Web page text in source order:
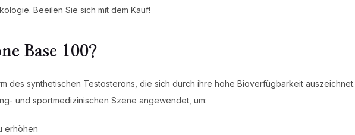
Beeilen Sie sich mit dem Kauf!
Base 100?
des synthetischen Testosterons, die sich durch ihre hohe Bioverfügbarkeit auszeichnet.
und sportmedizinischen Szene angewendet, um:
erhöhen